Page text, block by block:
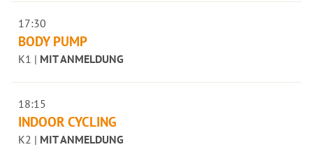
17:30
BODY PUMP
K1 | MIT ANMELDUNG
18:15
INDOOR CYCLING
K2 | MIT ANMELDUNG